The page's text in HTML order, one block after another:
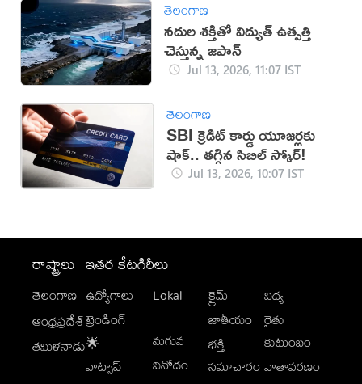
తెలంగాణ
నదుల శక్తితో విద్యుత్ ఉత్పత్తి
చెస్తున్న జపాన్
Jul 13, 2026, 11:07 IST
తెలంగాణ
SBI క్రెడిట్ కార్డు యూజర్లకు
షాక్.. తగ్గిన సిబిల్ స్కోర్!
Jul 13, 2026, 10:07 IST
రాష్ట్రాలు
తెలంగాణ
ఆంధ్రప్రదేశ్
తమిళనాడు
ఇతర కేటగిరీలు
ఉద్యోగాలు
ట్రెండింగ్
🌟
వాట్సాప్
Lokal
-
మగువ
వినోదం
క్రైమ్
జాతీయం
భక్తి
సమాచారం
విద్య
రైతు
కుటుంబం
వాతావరణం